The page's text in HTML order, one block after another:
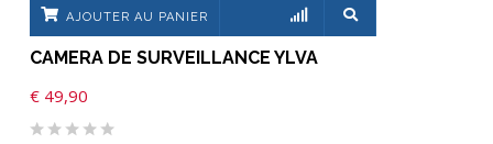
AJOUTER AU PANIER
CAMERA DE SURVEILLANCE YLVA
€ 49,90